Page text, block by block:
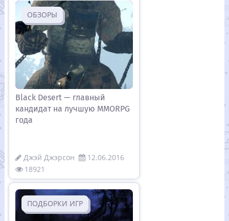
ОБЗОРЫ
Black Desert — главный
кандидат на лучшую MMORPG
года
Джэй Джэрсон
12.06.2016
18921
ПОДБОРКИ ИГР